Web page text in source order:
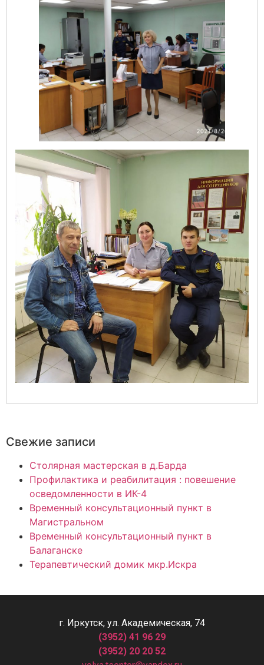
Свежие записи
Столярная мастерская в д.Барда
Профилактика и реабилитация : повешение
осведомленности в ИК-4
Временный консультационный пункт в
Магистральном
Временный консультационный пункт в
Балаганске
Терапевтический домик мкр.Искра
г. Иркутск, ул. Академическая, 74
(3952) 41 96 29
(3952) 20 20 52